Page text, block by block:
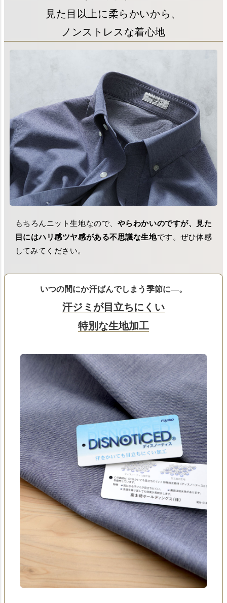
見た目以上に柔らかいから、
ノンストレスな着心地
もちろんニット生地なので、 やらわかいのですが、見た
目にはハリ感ツヤ感がある不思議な生地です。ぜひ体感
してみてください。
いつの間にか汗ばんでしまう季節に―。
汗ジミが目立ちにくい
特別な生地加工